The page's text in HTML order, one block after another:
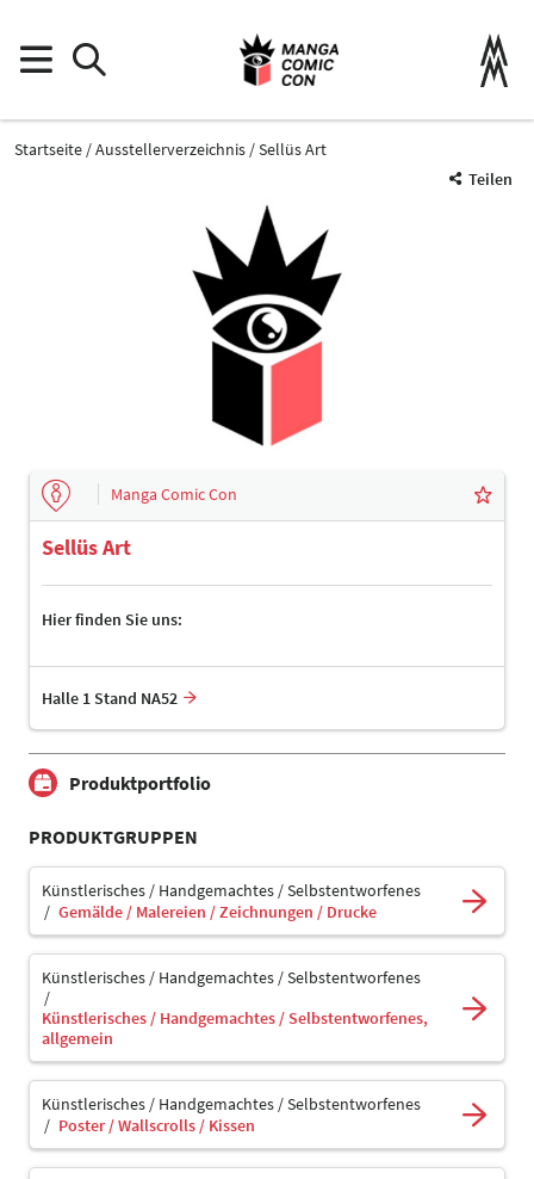
Startseite Ausstellerverzeichnis
Sellüs Art
Teilen
Manga Comic Con
Sellüs Art
Hier finden Sie uns:
Halle 1 Stand NA52
Produktportfolio
PRODUKTGRUPPEN
Künstlerisches / Handgemachtes / Selbstentworfenes
Gemälde / Malereien / Zeichnungen / Drucke
Künstlerisches / Handgemachtes / Selbstentworfenes
Künstlerisches / Handgemachtes / Selbstentworfenes,
allgemein
Künstlerisches / Handgemachtes / Selbstentworfenes
Poster / Wallscrolls / Kissen